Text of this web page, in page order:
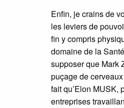
Enfin, je crains de
les leviers de
fin y compris
domaine de la
supposer que Mark
puçage de
fait qu’Elon MUSK,
entreprises